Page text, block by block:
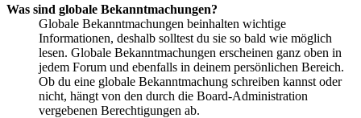
Was sind globale Bekanntmachungen?
Globale Bekanntmachungen beinhalten wichtige
Informationen, deshalb solltest du sie so bald wie möglich
lesen. Globale Bekanntmachungen erscheinen ganz oben in
jedem Forum und ebenfalls in deinem persönlichen Bereich.
Ob du eine globale Bekanntmachung schreiben kannst oder
nicht, hängt von den durch die Board-Administration
vergebenen Berechtigungen ab.